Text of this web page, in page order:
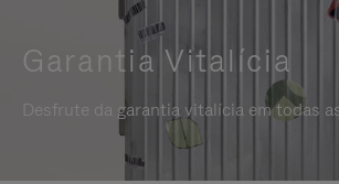
Garantia Vitalícia
Desfrute da garantia vitalícia em todas